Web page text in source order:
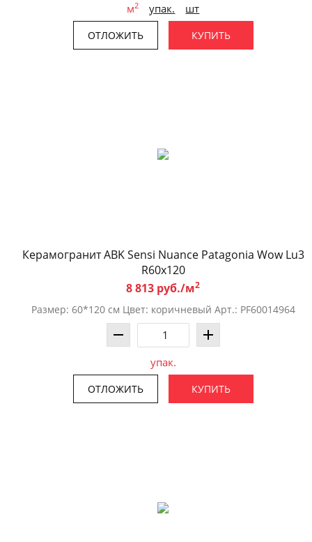
м2 упак. шт
ОТЛОЖИТЬ КУПИТЬ
Керамогранит ABK Sensi Nuance Patagonia Wow Lu3
R60x120
8 813 руб./м2
Размер: 60*120 см Цвет: коричневый Арт.: PF60014964
упак.
ОТЛОЖИТЬ КУПИТЬ